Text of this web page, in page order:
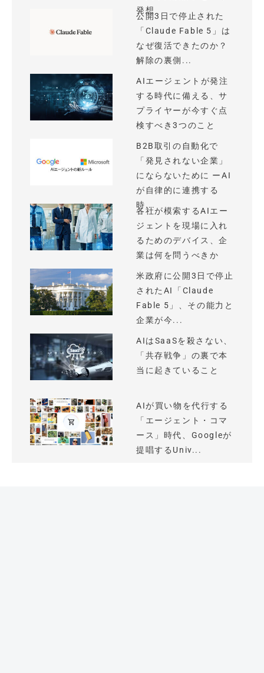
発想
公開3日で停止された
「Claude Fable 5」は
なぜ復活できたのか？
解除の裏側...
AIエージェントが発注
する時代に備える、サ
プライヤーが今すぐ点
検すべき3つのこと
B2B取引の自動化で
「発見されない企業」
にならないために ーAI
が自律的に連携する
時...
各社が模索するAIエー
ジェントを現場に入れ
るためのデバイス、企
業は何を問うべきか
米政府に公開3日で停止
されたAI「Claude
Fable 5」、その能力と
企業が今...
AIはSaaSを殺さない、
「共存戦争」の裏で本
当に起きていること
AIが買い物を代行する
「エージェント・コマ
ース」時代、Googleが
提唱するUniv...